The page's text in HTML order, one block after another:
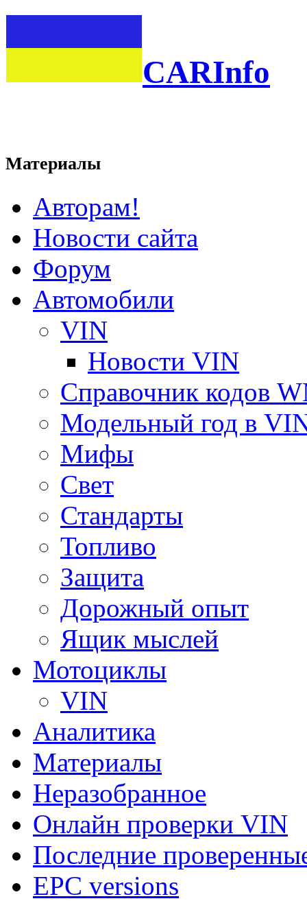
CARInfo
Материалы
Авторам!
Новости сайта
Форум
Автомобили
VIN
Новости VIN
Справочник кодов
Модельный год в
Мифы
Свет
Стандарты
Топливо
Защита
Дорожный опыт
Ящик мыслей
Мотоциклы
VIN
Аналитика
Материалы
Неразобранное
Онлайн проверки VIN
Последние
EPC versions